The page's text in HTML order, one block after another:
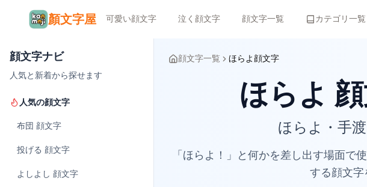
顏文字屋 可愛い顔文字 泣く顔文字 顔文字一覧 カテゴリ一覧
顔文字ナビ
人気と新着から探せます
人気の顔文字
布団 顔文字
投げる 顔文字
よしよし 顔文字
顔文字一覧 ほらよ顔文字
ほらよ
ほらよ・手
「ほらよ！」と何かを差し出す場面で
する顔文字